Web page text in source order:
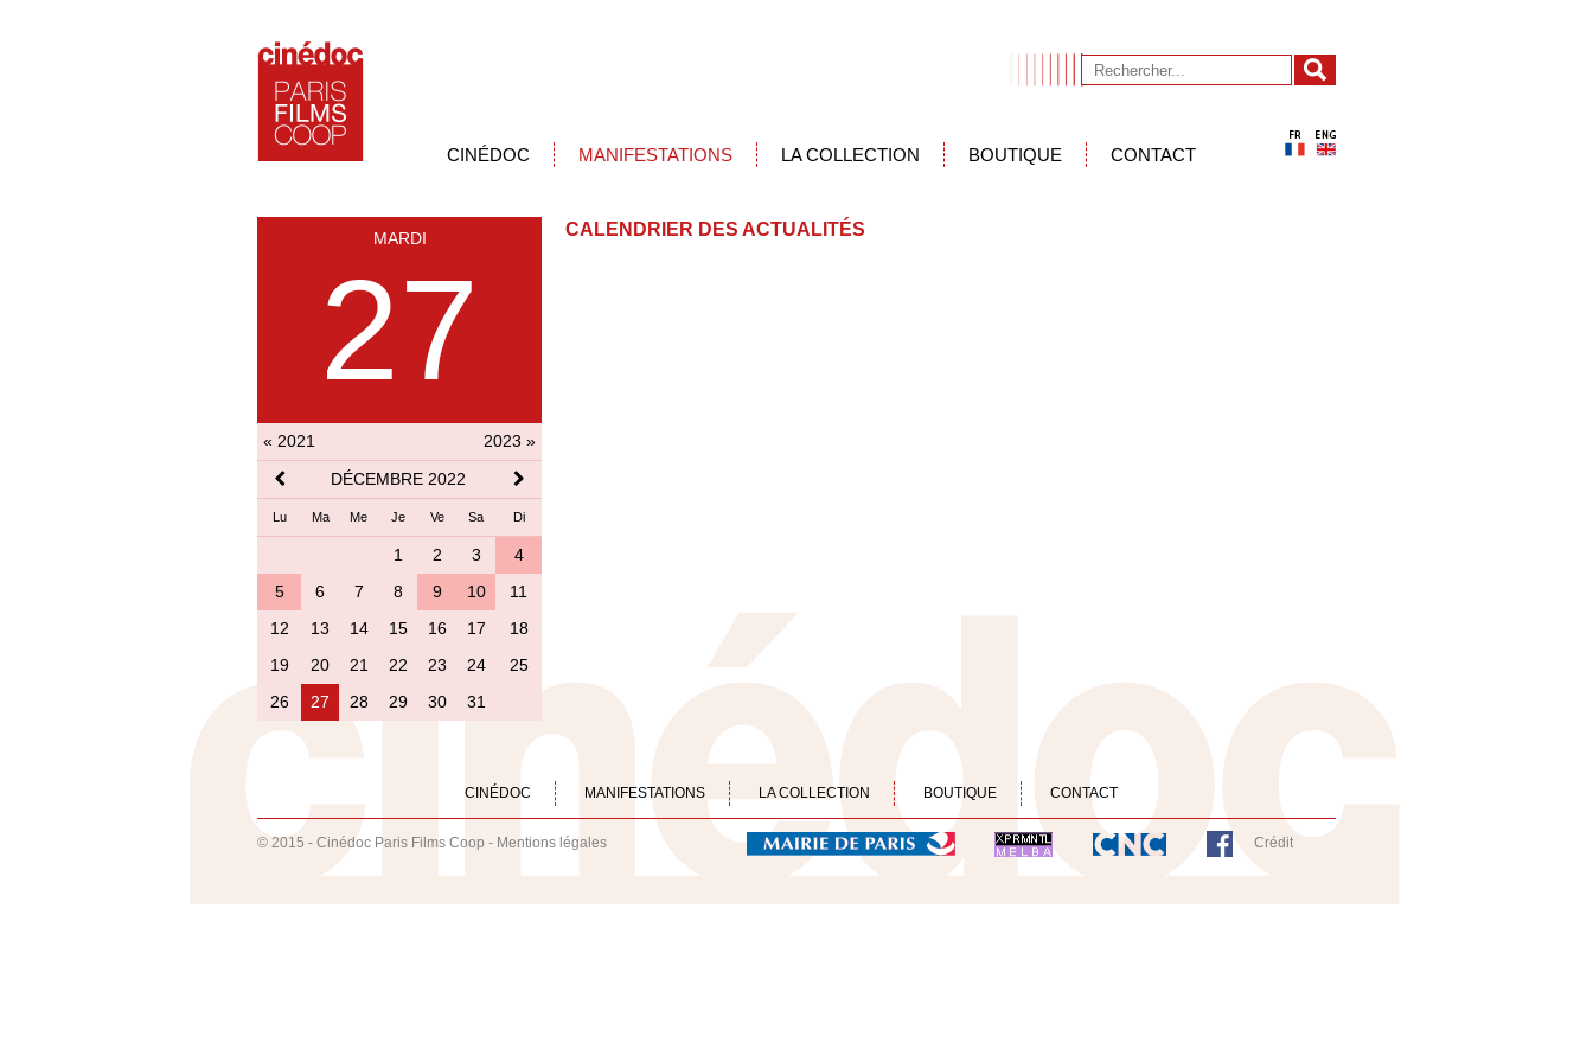
CINÉDOC MANIFESTATIONS LA COLLECTION BOUTIQUE CONTACT
MARDI
27
« 2021
2023 »
DÉCEMBRE 2022
Lu Ma Me Je Ve Sa Di
1 2 3
4
5
6 7 8 9 10
11
12
13 14 15 16 17
18
19
20 21 22 23 24
25
26
27 28 29 30 31
CALENDRIER DES ACTUALITÉS
CINÉDOC MANIFESTATIONS LA COLLECTION BOUTIQUE CONTACT
© 2015 - Cinédoc Paris Films Coop - Mentions légales Crédit